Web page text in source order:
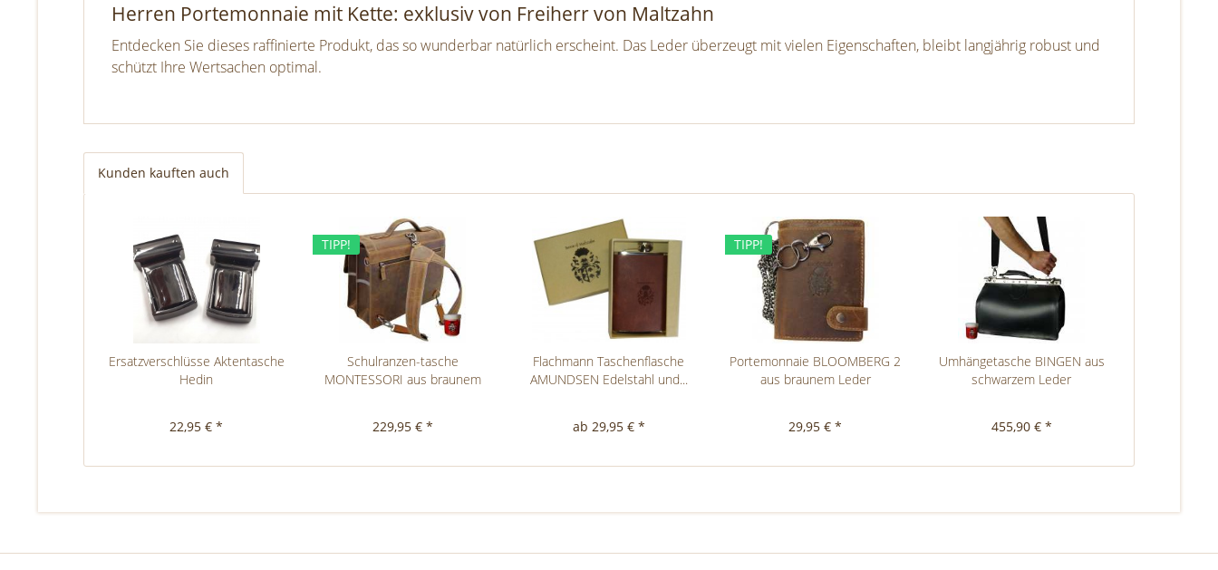
Herren Portemonnaie mit Kette: exklusiv von Freiherr von Maltzahn
Entdecken Sie dieses raffinierte Produkt, das so wunderbar natürlich erscheint. Das Leder überzeugt mit vielen Eigenschaften, bleibt langjährig robust und
schützt Ihre Wertsachen optimal.
Kunden kauften auch
Ersatzverschlüsse Aktentasche
Hedin
22,95 € *
TIPP!
Schulranzen-tasche
MONTESSORI aus braunem
229,95 € *
Flachmann Taschenflasche
AMUNDSEN Edelstahl und...
ab 29,95 € *
TIPP!
Portemonnaie BLOOMBERG 2
aus braunem Leder
29,95 € *
Umhängetasche BINGEN aus
schwarzem Leder
455,90 € *